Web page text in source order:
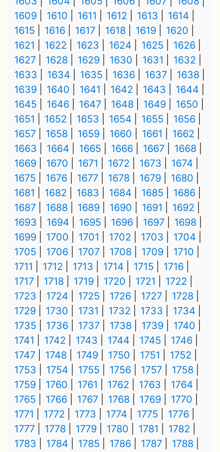
1609
1610 1611 1612 1613
1614
1615
1616 1617 1618 1619
1620
1621
1622 1623 1624 1625
1626
1627
1628 1629 1630 1631
1632
1633
1634 1635 1636 1637
1638
1639
1640 1641 1642 1643
1644
1645
1646 1647 1648 1649
1650
1651
1652 1653 1654 1655
1656
1657
1658 1659 1660 1661
1662
1663
1664 1665 1666 1667
1668
1669
1670 1671 1672 1673
1674
1675
1676 1677 1678 1679
1680
1681
1682 1683 1684 1685
1686
1687
1688 1689 1690 1691
1692
1693
1694 1695 1696 1697
1698
1699
1700 1701 1702 1703
1704
1705
1706 1707 1708 1709
1710
1711
1712 1713 1714 1715
1716
1717
1718 1719 1720 1721
1722
1723
1724 1725 1726 1727
1728
1729
1730 1731 1732 1733
1734
1735
1736 1737 1738 1739
1740
1741
1742 1743 1744 1745
1746
1747
1748 1749 1750 1751
1752
1753
1754 1755 1756 1757
1758
1759
1760 1761 1762 1763
1764
1765
1766 1767 1768 1769
1770
1771
1772 1773 1774 1775
1776
1777
1778 1779 1780 1781
1782
1783
1784 1785 1786 1787
1788